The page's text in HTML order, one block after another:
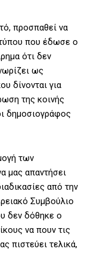
προσπαθεί να
που έδωσε ο
ότι δεν
ως
δίνονται για
της κοινής
δημοσιογράφος
των
μας απαντήσει
από την
Συμβούλιο
δεν δόθηκε ο
να πουν τις
πιστεύει τελικά,